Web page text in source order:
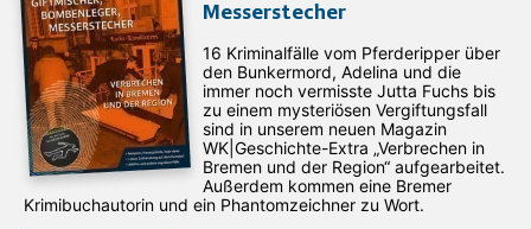
Messerstecher
16 Kriminalfälle vom Pferderipper über
den Bunkermord, Adelina und die
immer noch vermisste Jutta Fuchs bis
zu einem mysteriösen Vergiftungsfall
sind in unserem neuen Magazin
WK|Geschichte-Extra „Verbrechen in
Bremen und der Region“ aufgearbeitet.
Außerdem kommen eine Bremer
Krimibuchautorin und ein Phantomzeichner zu Wort.